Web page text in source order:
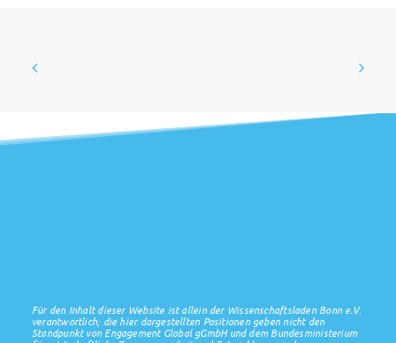
Für den Inhalt dieser Website ist allein der Wissenschaftsladen Bonn e.V.
verantwortlich; die hier dargestellten Positionen geben nicht den
Standpunkt von Engagement Global gGmbH und dem Bundesministerium